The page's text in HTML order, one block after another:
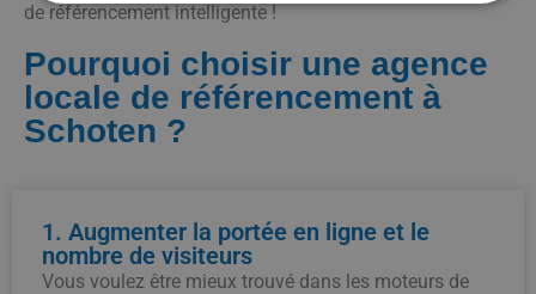
de référencement intelligente !
Pourquoi choisir une agence
locale de référencement à
Schoten ?
1. Augmenter la portée en ligne et le
nombre de visiteurs
Vous voulez être mieux trouvé dans les moteurs de